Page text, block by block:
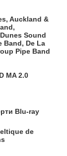
Auckland &
Sound
Band, De La
Pipe Band
MA 2.0
Blu-ray
de